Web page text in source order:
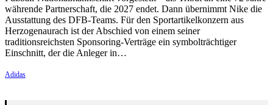
währende Partnerschaft, die 2027 endet. Dann übernimmt Nike die
Ausstattung des DFB-Teams. Für den Sportartikelkonzern aus
Herzogenaurach ist der Abschied von einem seiner
traditionsreichsten Sponsoring-Verträge ein symbolträchtiger
Einschnitt, der die Anleger in…
Adidas